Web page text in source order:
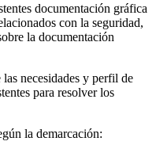
documentación gráfica
con la seguridad,
la documentación
las necesidades y perfil de
para resolver los
la demarcación: